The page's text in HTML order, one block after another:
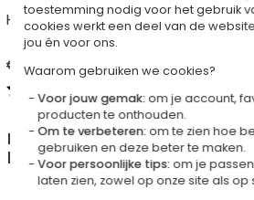
Houten theedoos 3 vakken
€ 16,90
€ 25,90
In de categorie Potten,
kistjes, ontdek ook
toestemming nodig voor het gebruik
cookies werkt een deel van de
jou én voor ons.
Waarom gebruiken we cookies?
Voor jouw gemak:om je account,
producten te onthouden.
Om te verbeteren:om te zien hoe
gebruiken en deze beter te maken.
Voor persoonlijke tips:om je
laten zien, zowel op onze site als